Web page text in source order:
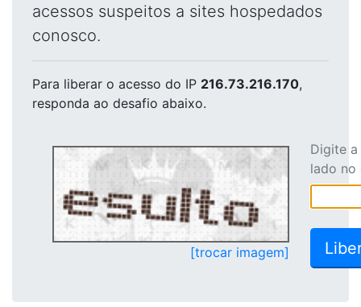
acessos suspeitos a sites hospedados
conosco.
Para liberar o acesso do IP 216.73.216.170,
responda ao desafio abaixo.
[trocar imagem]
Digite
lado no